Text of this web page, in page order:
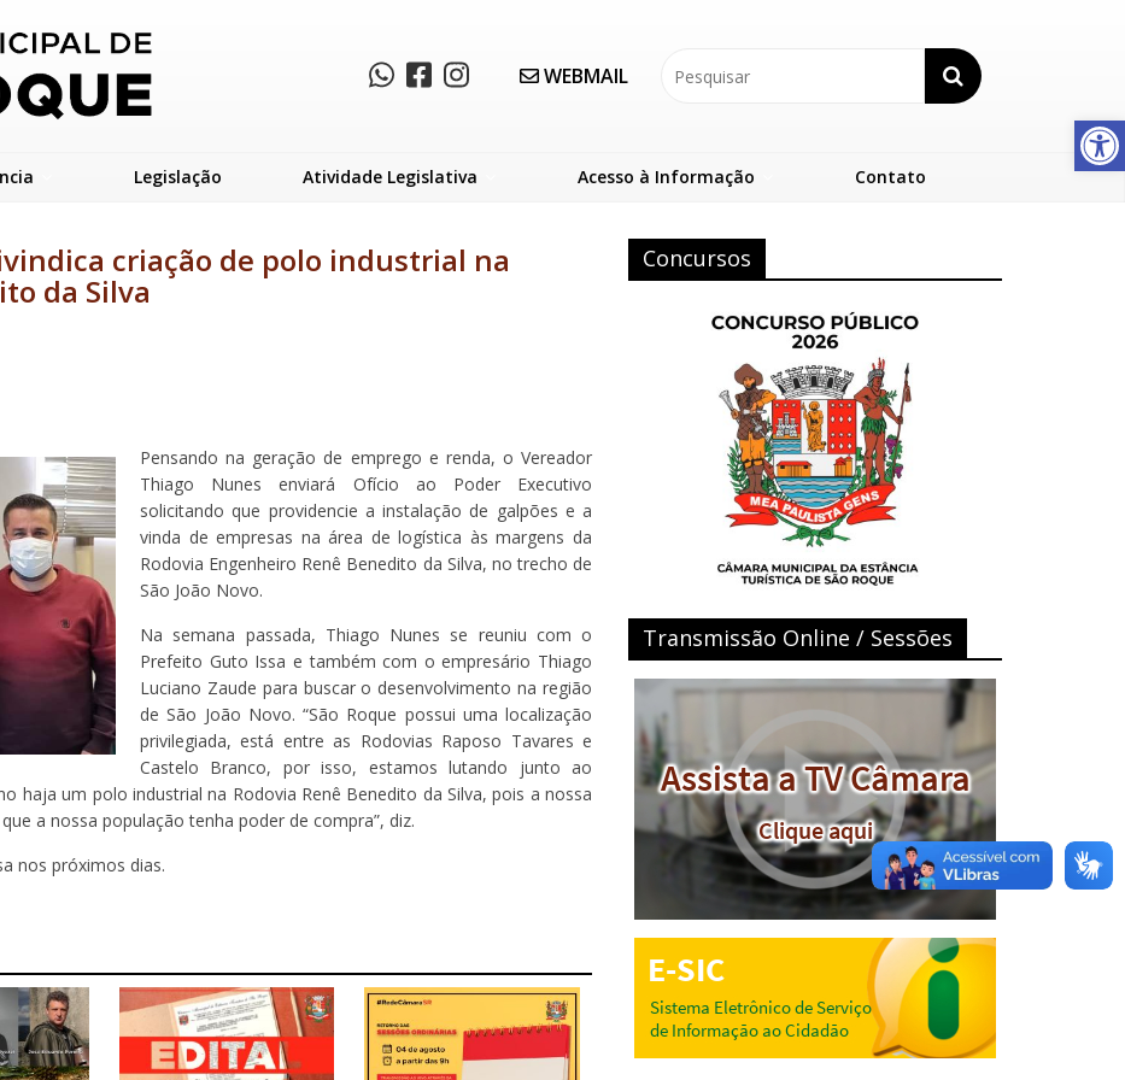
Abrir a barra de ferramentas
WEBMAIL
Legislação Atividade Legislativa Acesso à Informação Contato
criação de polo industrial na
da Silva
Pensando na geração de emprego e renda, o Vereador
Thiago Nunes enviará Ofício ao Poder Executivo
solicitando que providencie a instalação de galpões e a
vinda de empresas na área de logística às margens da
Rodovia Engenheiro Renê Benedito da Silva, no trecho de
São João Novo.
Na semana passada, Thiago Nunes se reuniu com o
Prefeito Guto Issa e também com o empresário Thiago
Luciano Zaude para buscar o desenvolvimento na região
de São João Novo. “São Roque possui uma localização
privilegiada, está entre as Rodovias Raposo Tavares e
Castelo Branco, por isso, estamos lutando junto ao
haja um polo industrial na Rodovia Renê Benedito da Silva, pois a nossa
a nossa população tenha poder de compra”, diz.
nos próximos dias.
Concursos
Transmissão Online / Sessões